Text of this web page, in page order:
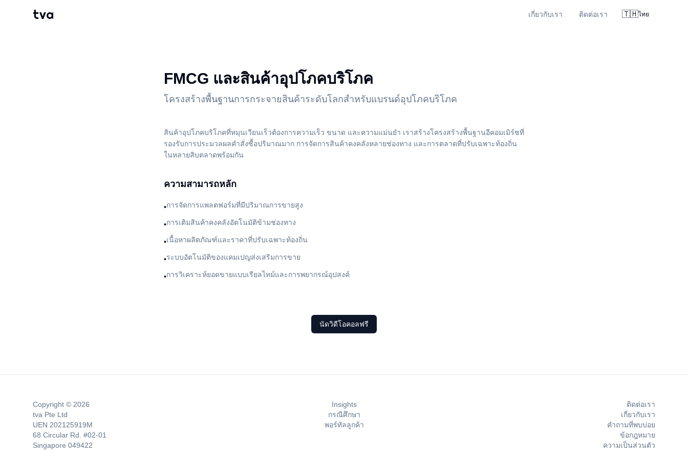
tva เกี่ยวกับเรา ติดต่อเรา 🇹🇭ไทย
FMCG และสินค้าอุปโภคบริโภค
โครงสร้างพื้นฐานการกระจายสินค้าระดับโลกสำหรับแบรนด์อุปโภคบริโภค
สินค้าอุปโภคบริโภคที่หมุนเวียนเร็วต้องการความเร็ว ขนาด และความแม่นยำ เราสร้างโครงสร้างพื้นฐานอีคอมเมิร์ซที่
รองรับการประมวลผลคำสั่งซื้อปริมาณมาก การจัดการสินค้าคงคลังหลายช่องทาง และการตลาดที่ปรับเฉพาะท้องถิ่น
ในหลายสิบตลาดพร้อมกัน
ความสามารถหลัก
•การจัดการแพลตฟอร์มที่มีปริมาณการขายสูง
•การเติมสินค้าคงคลังอัตโนมัติข้ามช่องทาง
•เนื้อหาผลิตภัณฑ์และราคาที่ปรับเฉพาะท้องถิ่น
•ระบบอัตโนมัติของแคมเปญส่งเสริมการขาย
•การวิเคราะห์ยอดขายแบบเรียลไทม์และการพยากรณ์อุปสงค์
นัดวิดีโอคอลฟรี
Copyright © 2026
tva Pte Ltd
UEN 202125919M
68 Circular Rd. #02-01
Singapore 049422
Insights
กรณีศึกษา
พอร์ทัลลูกค้า
ติดต่อเรา
เกี่ยวกับเรา
คำถามที่พบบ่อย
ข้อกฎหมาย
ความเป็นส่วนตัว